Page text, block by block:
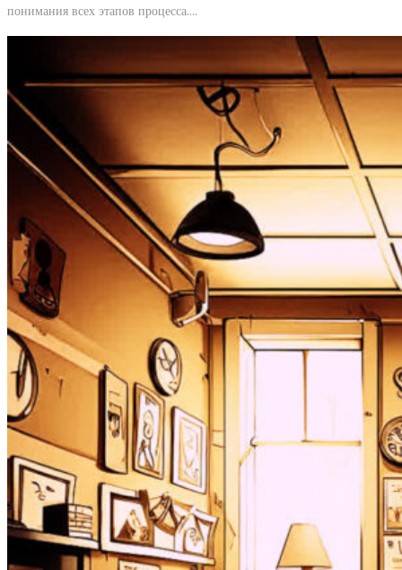
понимания всех этапов процесса….